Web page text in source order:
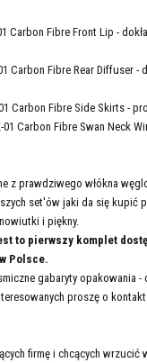
Carbon Fibre Front Lip -
01 Carbon Fibre Rear Diffuser
01 Carbon Fibre Side Skirts -
01 Carbon Fibre Swan Neck
z prawdziwego włókna
set'ów jaki da się kupić
i piękny.
to pierwszy komplet
Polsce.
gabaryty opakowania -
proszę o
firmę i chcących wrzucić